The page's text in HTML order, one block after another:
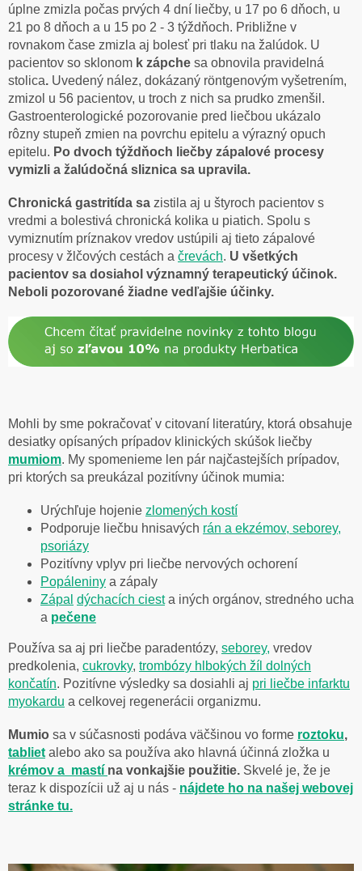
úplne zmizla počas prvých 4 dní liečby, u 17 po 6 dňoch, u
21 po 8 dňoch a u 15 po 2 - 3 týždňoch. Približne v
rovnakom čase zmizla aj bolesť pri tlaku na žalúdok. U
pacientov so sklonom k zápche sa obnovila pravidelná
stolica. Uvedený nález, dokázaný röntgenovým vyšetrením,
zmizol u 56 pacientov, u troch z nich sa prudko zmenšil.
Gastroenterologické pozorovanie pred liečbou ukázalo
rôzny stupeň zmien na povrchu epitelu a výrazný opuch
epitelu. Po dvoch týždňoch liečby zápalové procesy
vymizli a žalúdočná sliznica sa upravila.
Chronická gastritída sa zistila aj u štyroch pacientov s
vredmi a bolestivá chronická kolika u piatich. Spolu s
vymiznutím príznakov vredov ustúpili aj tieto zápalové
procesy v žlčových cestách a črevách. U všetkých
pacientov sa dosiahol významný terapeutický účinok.
Neboli pozorované žiadne vedľajšie účinky.
Mohli by sme pokračovať v citovaní literatúry, ktorá obsahuje
desiatky opísaných prípadov klinických skúšok liečby
mumiom. My spomenieme len pár najčastejších prípadov,
pri ktorých sa preukázal pozitívny účinok mumia:
Urýchľuje hojenie zlomených kostí
Podporuje liečbu hnisavých rán a ekzémov, seborey,
psoriázy
Pozitívny vplyv pri liečbe nervových ochorení
Popáleniny a zápaly
Zápal dýchacích ciesta iných orgánov, stredného ucha
a pečene
Používa sa aj pri liečbe paradentózy, seborey, vredov
predkolenia, cukrovky, trombózy hlbokých žíl dolných
končatín. Pozitívne výsledky sa dosiahli aj pri liečbe infarktu
myokardu a celkovej regenerácii organizmu.
Mumio sa v súčasnosti podáva väčšinou vo forme roztoku,
tabliet alebo ako sa používa ako hlavná účinná zložka u
krémov a mastí na vonkajšie použitie. Skvelé je, že je
teraz k dispozícii už aj u nás - nájdete ho na našej webovej
stránke tu.